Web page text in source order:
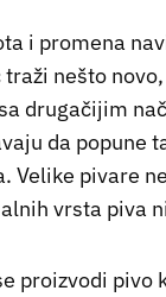
i promena
traži nešto
drugačijim
da popune
Velike pivare
vrsta piva
proizvodi pivo